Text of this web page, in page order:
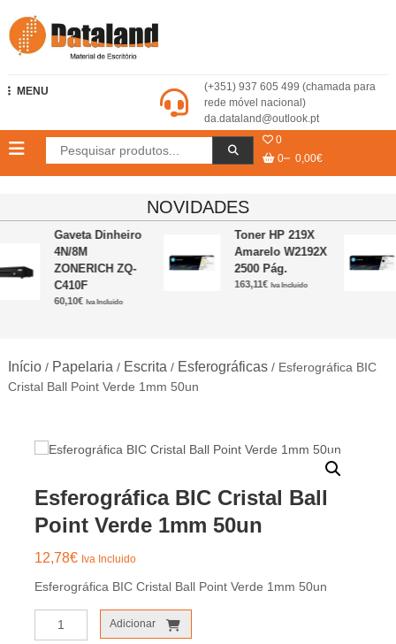
content
MENU
(+351) 937 605 499 (chamada para
rede móvel nacional)
da.dataland@outlook.pt
0
0
0,00€
NOVIDADES
Gaveta Dinheiro
4N/8M
ZONERICH ZQ-
C410F
60,10€ Iva Incluido
Toner HP 219X
Amarelo W2192X
2500 Pág.
163,11€ Iva Incluido
Início/ Papelaria / Escrita / Esferográficas/ Esferográfica BIC
Cristal Ball Point Verde 1mm 50un
Esferográfica BIC Cristal Ball
Point Verde 1mm 50un
12,78€ Iva Incluido
Esferográfica BIC Cristal Ball Point Verde 1mm 50un
Quantidade
Adicionar